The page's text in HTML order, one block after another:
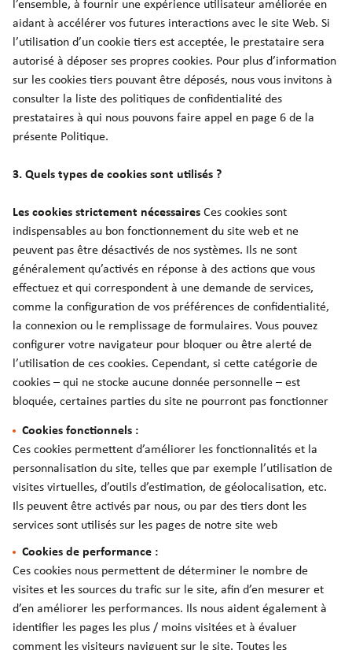
l’ensemble, à fournir une expérience utilisateur améliorée en
aidant à accélérer vos futures interactions avec le site Web. Si
l’utilisation d’un cookie tiers est acceptée, le prestataire sera
autorisé à déposer ses propres cookies. Pour plus d’information
sur les cookies tiers pouvant être déposés, nous vous invitons à
consulter la liste des politiques de confidentialité des
prestataires à qui nous pouvons faire appel en page 6 de la
présente Politique.
3. Quels types de cookies sont utilisés ?
Les cookies strictement nécessaires Ces cookies sont
indispensables au bon fonctionnement du site web et ne
peuvent pas être désactivés de nos systèmes. Ils ne sont
généralement qu’activés en réponse à des actions que vous
effectuez et qui correspondent à une demande de services,
comme la configuration de vos préférences de confidentialité,
la connexion ou le remplissage de formulaires. Vous pouvez
configurer votre navigateur pour bloquer ou être alerté de
l’utilisation de ces cookies. Cependant, si cette catégorie de
cookies – qui ne stocke aucune donnée personnelle – est
bloquée, certaines parties du site ne pourront pas fonctionner
Cookies fonctionnels :
Ces cookies permettent d’améliorer les fonctionnalités et la
personnalisation du site, telles que par exemple l’utilisation de
visites virtuelles, d’outils d’estimation, de géolocalisation, etc.
Ils peuvent être activés par nous, ou par des tiers dont les
services sont utilisés sur les pages de notre site web
Cookies de performance :
Ces cookies nous permettent de déterminer le nombre de
visites et les sources du trafic sur le site, afin d’en mesurer et
d’en améliorer les performances. Ils nous aident également à
identifier les pages les plus / moins visitées et à évaluer
comment les visiteurs naviguent sur le site. Toutes les